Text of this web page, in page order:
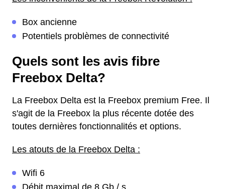
Box ancienne
Potentiels problèmes de connectivité
Quels sont les avis fibre
Freebox Delta?
La Freebox Delta est la Freebox premium Free. Il
s'agit de la Freebox la plus récente dotée des
toutes dernières fonctionnalités et options.
Les atouts de la Freebox Delta :
Wifi 6
Débit maximal de 8 Gb / s